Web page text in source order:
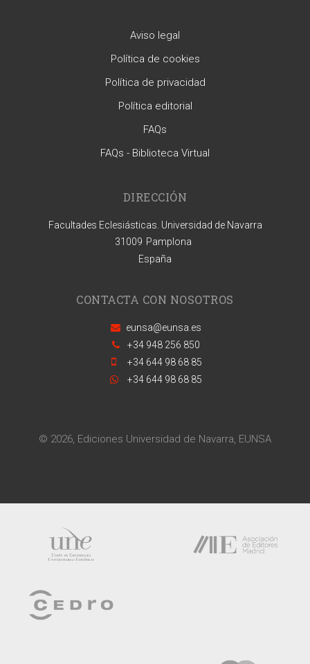
Aviso legal
Política de cookies
Política de privacidad
Política editorial
FAQs
FAQs - Biblioteca Virtual
DIRECCIÓN
Facultades Eclesiásticas. Universidad de Navarra
31009 Pamplona
España
CONTACTA CON NOSOTROS
eunsa@eunsa.es
+34 948 256 850
+34 644 98 68 85
+34 644 98 68 85
© 2026, Ediciones Universidad de Navarra, EUNSA